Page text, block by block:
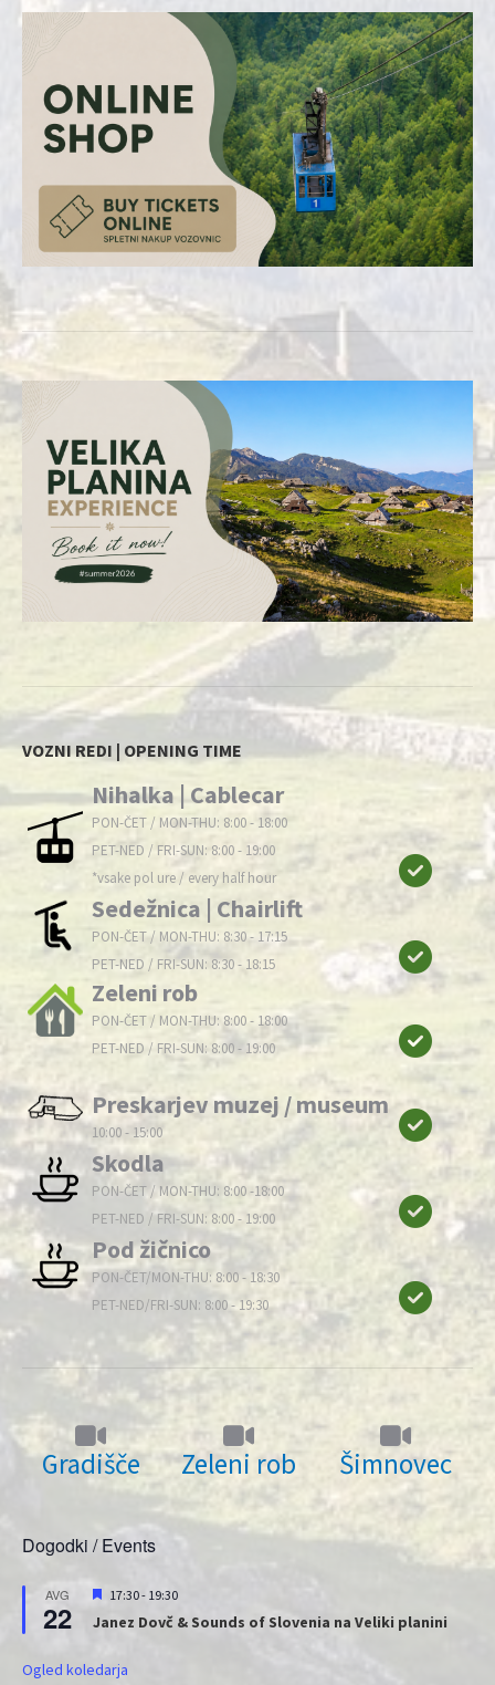
VOZNI REDI | OPENING TIME
Nihalka | Cablecar
PON-ČET / MON-THU: 8:00 - 18:00
PET-NED / FRI-SUN: 8:00 - 19:00
*vsake pol ure / every half hour
Sedežnica | Chairlift
PON-ČET / MON-THU: 8:30 - 17:15
PET-NED / FRI-SUN: 8:30 - 18:15
Zeleni rob
PON-ČET / MON-THU: 8:00 - 18:00
PET-NED / FRI-SUN: 8:00 - 19:00
Preskarjev muzej / museum
10:00 - 15:00
Skodla
PON-ČET / MON-THU: 8:00 -18:00
PET-NED / FRI-SUN: 8:00 - 19:00
Pod žičnico
PON-ČET/MON-THU: 8:00 - 18:30
PET-NED/FRI-SUN: 8:00 - 19:30
Gradišče Zeleni rob Šimnovec
Dogodki / Events
AVG
22
Priporočeni
17:30- 19:30
Janez Dovč & Sounds of Slovenia na Veliki planini
Ogled koledarja